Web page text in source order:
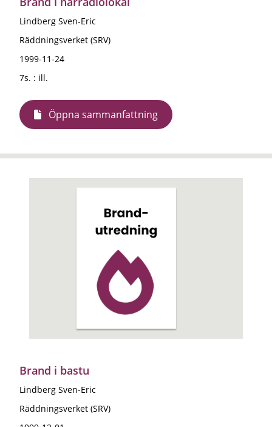
Lindberg Sven-Eric
Räddningsverket (SRV)
1999-11-24
7s. : ill.
Öppna sammanfattning
Brand i bastu
Lindberg Sven-Eric
Räddningsverket (SRV)